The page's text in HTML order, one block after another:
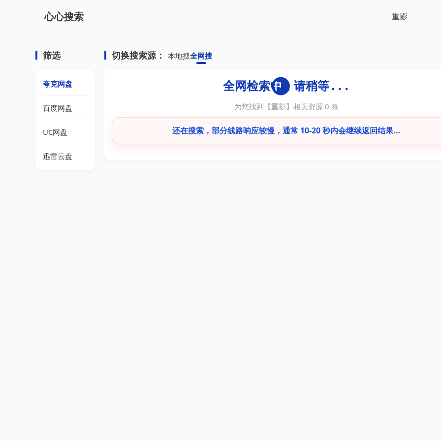
心心搜索
筛选
夸克网盘
百度网盘
UC网盘
迅雷云盘
切换搜索源： 本地搜全网搜
为您找到【重影】相关资源 0 条
还在搜索，部分线路响应较慢，通常 10-20 秒内会继续返回结果...